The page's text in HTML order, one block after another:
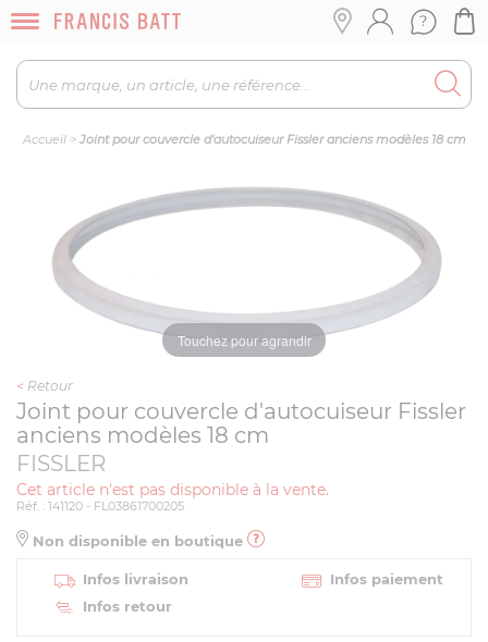
Accueil> Joint pour couvercle d'autocuiseur Fissler anciens modèles 18 cm
Touchez pour agrandir
< Retour
Joint pour couvercle d'autocuiseur Fissler
anciens modèles 18 cm
FISSLER
Cet article n'est pas disponible à la vente.
Réf. : 141120 - FL03861700205
Non disponible en boutique
Infos livraison
Infos paiement
Infos retour